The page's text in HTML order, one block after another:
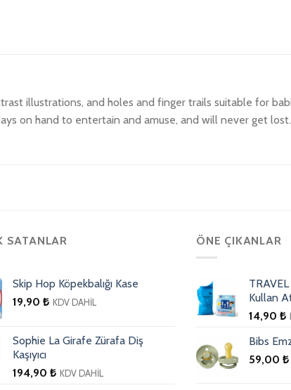
illustrations, and holes and finger trails suitable for
on hand to entertain and amuse, and will never get lost.
SATANLAR
Skip Hop Köpekbalığı Kase
19,90 ₺ KDV DAHİL
Sophie La Girafe Zürafa Diş
Kaşıyıcı
194,90 ₺ KDV DAHİL
ÖNE ÇIKANLAR
Kullan
14,90 ₺
Bibs
59,00 ₺